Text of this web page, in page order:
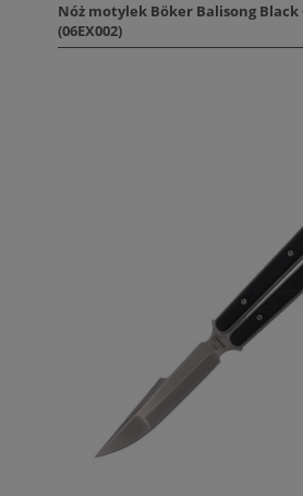
Nóż motylek Böker Balisong Black
(06EX002)